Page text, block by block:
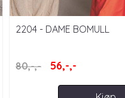
2204 - DAME BOMULL
80,-,- 56,-,-